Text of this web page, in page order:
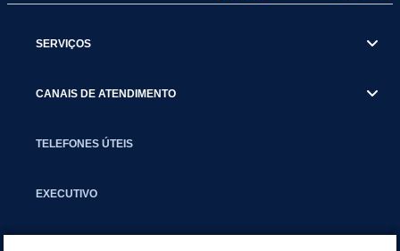
SERVIÇOS
CANAIS DE ATENDIMENTO
TELEFONES ÚTEIS
EXECUTIVO